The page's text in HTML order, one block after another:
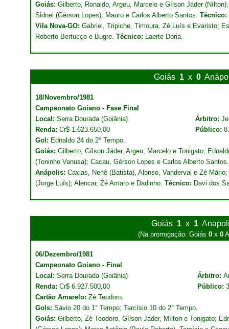
Goiás: Gilberto, Ronaldo, Argeu, Marcelo e Gílson Jáder
Sidnei (Gérson Lopes), Mauro e Carlos Alberto Santos. Técnico:
Vila Nova-GO: Gabriel, Tripiche, Timoura, Zé Luís e Evaristo;
Roberto Bertucço e Bugre. Técnico: Laerte Dória.
Goiás 1 x 0
18/Novembro/1981
Campeonato Goiano - Fase Final
Local: Serra Dourada (Goiânia) Árbitro:
Renda: Cr$ 1.623.650,00 Público:
Gol: Ednaldo 24 do 2º Tempo.
Goiás: Gilberto, Gílson Jáder, Argeu, Marcelo e Tonigato;
(Toninho Vanusa); Cacau, Gérson Lopes e Carlos Alberto
Anápolis: Caxias, Nenê (Batista), Alonso, Vanderval e Zé
(Jorge Luís); Alencar, Zé Amaro e Dadinho. Técnico: Davi dos
Goiás 1 x 1
(Na prorrogação: Goiás 0 x 0
06/Dezembro/1981
Campeonato Goiano - Final
Local: Serra Dourada (Goiânia) Árbitro:
Renda: Cr$ 6.927.500,00 Público:
Cartão Amarelo: Zé Teodoro.
Gols: Sávio 20 do 1° Tempo; Tarcísio 10 do 2° Tempo.
Goiás: Gilberto, Zé Teodoro, Gílson Jáder, Mílton e Tonigato;